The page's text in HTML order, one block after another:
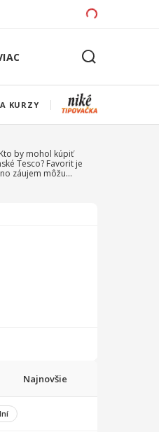
KURZY
Kto by mohol kúpiť
Tesco? Favorit je
záujem môžu
Najnovšie